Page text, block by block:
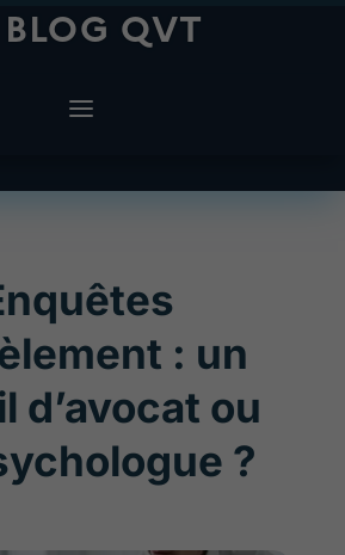
BLOG QVT
: un
d’avocat ou
?